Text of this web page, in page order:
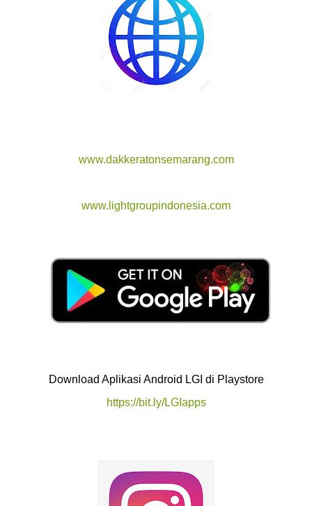
www.dakkeratonsemarang.com
www.lightgroupindonesia.com
Download Aplikasi Android LGI di Playstore
https://bit.ly/LGIapps